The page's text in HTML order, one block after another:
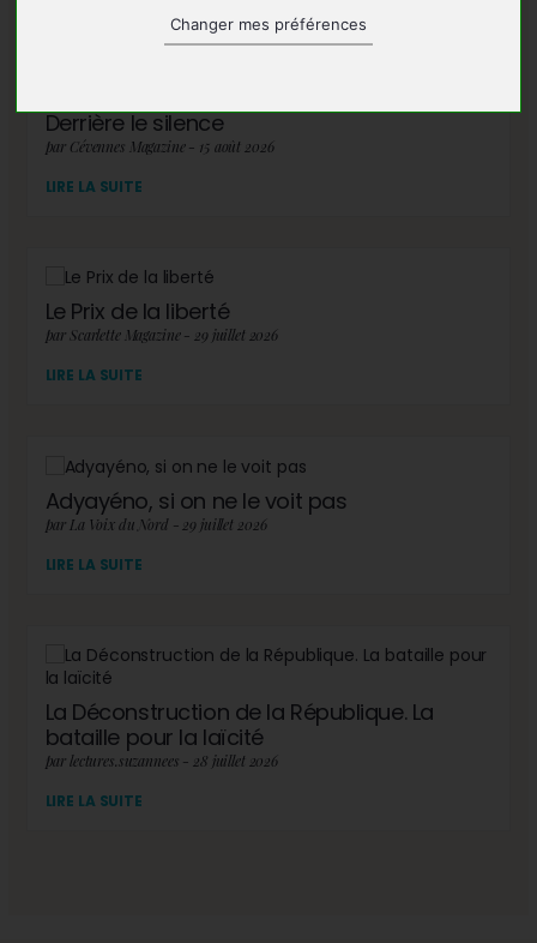
Changer mes préférences
Derrière le silence
par Cévennes Magazine - 15 août 2026
LIRE LA SUITE
Le Prix de la liberté
par Scarlette Magazine - 29 juillet 2026
LIRE LA SUITE
Adyayéno, si on ne le voit pas
par La Voix du Nord - 29 juillet 2026
LIRE LA SUITE
La Déconstruction de la République. La
bataille pour la laïcité
par lectures.suzannees - 28 juillet 2026
LIRE LA SUITE